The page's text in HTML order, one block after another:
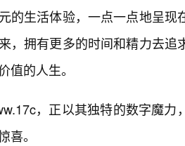
的生活体验，一点一点地呈
，拥有更多的时间和精力去
值的人生。
，正以其独特的数字魔
喜。